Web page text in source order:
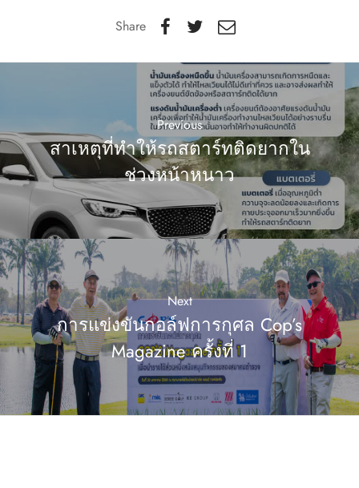
Share
Previous
สาเหตุที่ทำให้รถสตาร์ทติดยากใน
ช่วงหน้าหนาว
Next
การแข่งขันกอล์ฟการกุศล Cop’s
Magazine ครั้งที่ 1